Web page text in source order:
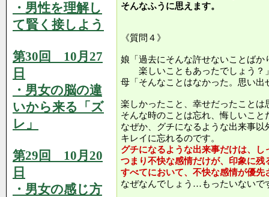
・男性を理解し
て賢く接しよう
第30回 10月27
日
・男女の脳の違
いから来る「ズ
レ」
第29回 10月20
日
・男女の感じ方
そんなふうに思えます。
《質問４》
娘「過去にそんな許せないことばか
楽しいこともあったでしょう？
母「そんなことはなかった。思い
楽しかったこと、幸せだったことは
そんな時のことは忘れ、悔しいこと
なぜか、グチになるような出来事以
キレイに忘れるのです。
グチになるような出来事だけは、
つまり不快な感情だけが、印象に残
すべてにおいて、不快な感情が優先
なぜなんでしょう…もったいないで